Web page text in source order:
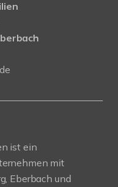
ist ein
mit
Eberbach und